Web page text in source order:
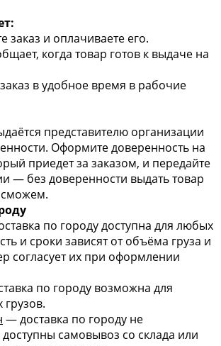
заказ и оплачиваете его.
когда товар готов к выдаче на
в удобное время в рабочие
представителю организации
Оформите доверенность на
приедет за заказом, и передайте
— без доверенности выдать товар
сможем.
по городу доступна для любых
и сроки зависят от объёма груза и
согласует их при оформлении
по городу возможна для
— доставка по городу не
доступны самовывоз со склада или